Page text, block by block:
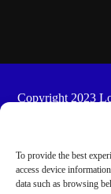
To provide the best
access device
data such as browsing
Copyright 2023